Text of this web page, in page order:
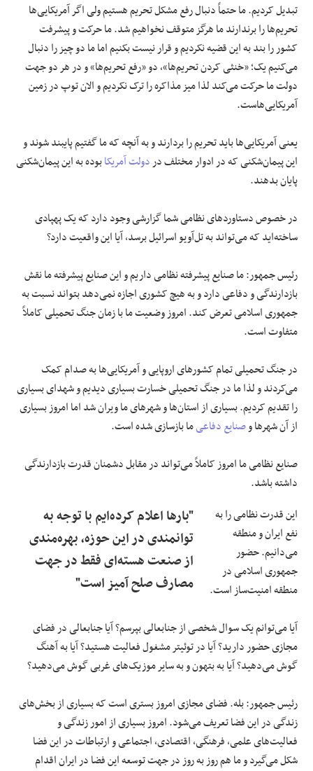
تبدیل کردیم. ما حتماً دنبال رفع مشکل تحریم هستیم ولی اگر آمریکایی‌ها
تحریم‌ها را برندارند ما هرگز متوقف نخواهیم شد. ما حرکت و پیشرفت
کشور را بند به این قضیه نکردیم و قرار نیست بکنیم اما ما دو چیز را دنبال
می‌کنیم یک؛ «خنثی کردن تحریم‌ها»، دو «رفع تحریم‌ها» و در هر دو جهت
دولت ما حرکت می‌کند لذا میز مذاکره را ترک نکردیم و الان توپ در زمین
آمریکایی‌هاست.
یعنی آمریکایی‌ها باید تحریم را بردارند و به آنچه که ما گفتیم پایبند شوند و
این پیمان‌شکنی که در ادوار مختلف دردولت آمریکابوده به این پیمان‌شکنی
پایان بدهند.
در خصوص دستاوردهای نظامی شما گزارشی وجود دارد که یک پهپادی
ساخته‌اید که می‌تواند به تل‌آویو اسرائیل برسد، آیا این واقعیت دارد؟
رئیس جمهور: ما صنایع پیشرفته نظامی داریم و این صنایع پیشرفته ما نقش
بازدارندگی و دفاعی دارد و به هیچ کشوری اجازه نمی‌دهد بتواند نسبت به
جمهوری اسلامی تعرض کند. امروز وضعیت ما با زمان جنگ تحمیلی کاملاً
متفاوت است.
در جنگ تحمیلی تمام کشورهای اروپایی و آمریکایی‌ها به صدام کمک
می‌کردند و لذا ما در جنگ تحمیلی خسارت بسیاری دیدیم و شهدای بسیاری
را تقدیم کردیم. بسیاری از استان‌ها و شهرهای ما ویران شد اما امروز بسیاری
از آن شهرها وصنایع دفاعیما بازسازی شده است.
صنایع نظامی ما امروز کاملاً می‌تواند در مقابل دشمنان قدرت بازدارندگی
داشته باشد.
"بارها اعلام کرده‌ایم با توجه به
توانمندی در این حوزه، بهره‌مندی
از صنعت هسته‌ای فقط در جهت
مصارف صلح آمیز است"
این قدرت نظامی را به
نفع ایران و منطقه
می‌دانیم. حضور
جمهوری اسلامی در
منطقه امنیت‌ساز است.
آیا می‌توانم یک سوال شخصی از جنابعالی بپرسم؟ آیا جنابعالی در فضای
مجازی حضور دارید؟ آیا در توئیتر مشغول فعالیت هستید؟ آیا به آهنگ
گوش می‌دهید؟ آیا به بتهون و به سایر موزیک‌های غربی گوش می‌دهید؟
رئیس جمهور: بله. فضای مجازی امروز بستری است که بسیاری از بخش‌های
زندگی در این فضا تعریف می‌شود. امروز بسیاری از امور زندگی و
فعالیت‌های علمی، فرهنگی، اقتصادی، اجتماعی و ارتباطات در این فضا
شکل می‌گیرد و ما هم روز به روز در جهت توسعه این فضا در ایران اقدام